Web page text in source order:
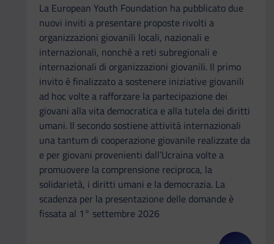
La European Youth Foundation ha pubblicato due
nuovi inviti a presentare proposte rivolti a
organizzazioni giovanili locali, nazionali e
internazionali, nonché a reti subregionali e
internazionali di organizzazioni giovanili. Il primo
invito è finalizzato a sostenere iniziative giovanili
ad hoc volte a rafforzare la partecipazione dei
giovani alla vita democratica e alla tutela dei diritti
umani. Il secondo sostiene attività internazionali
una tantum di cooperazione giovanile realizzate da
e per giovani provenienti dall’Ucraina volte a
promuovere la comprensione reciproca, la
solidarietà, i diritti umani e la democrazia. La
scadenza per la presentazione delle domande è
fissata al 1° settembre 2026